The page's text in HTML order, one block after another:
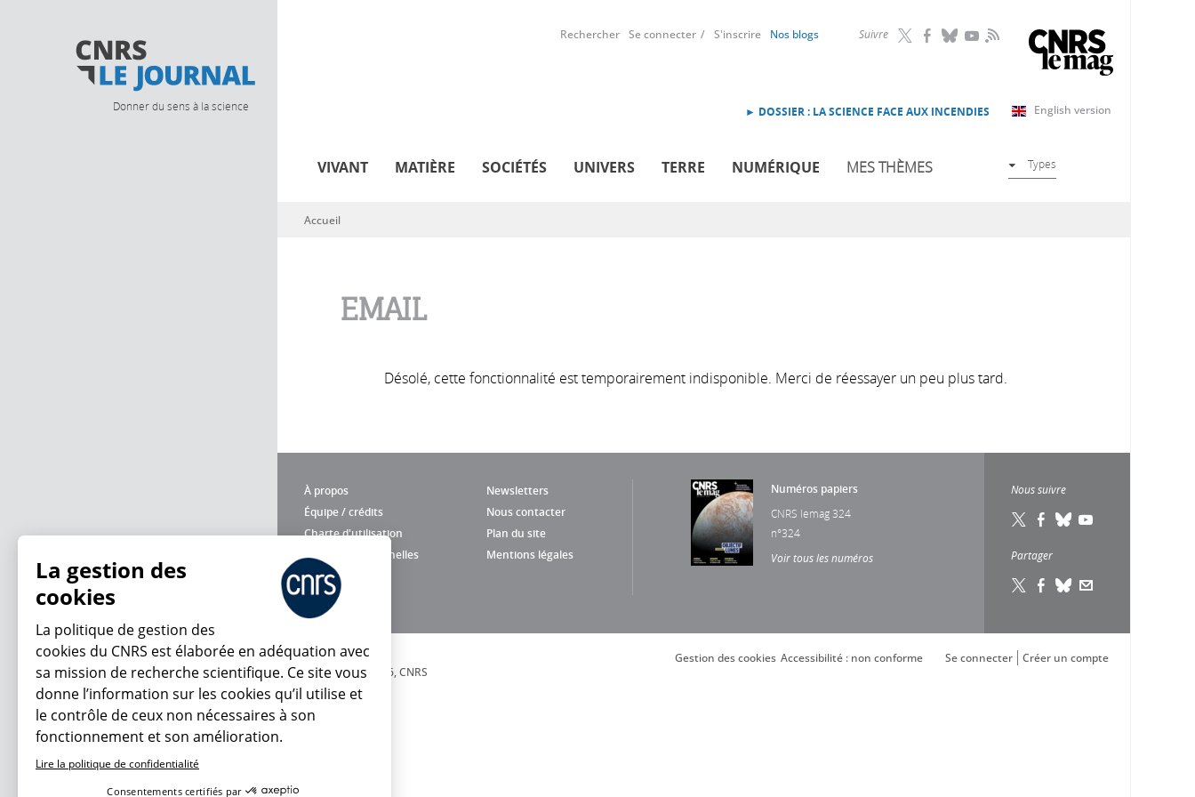
Donner du sens à la science
Suivre RSS
Rechercher Se connecter S'inscrire Nos blogs
English version
► DOSSIER : LA SCIENCE FACE AUX INCENDIES
VIVANT MATIÈRE SOCIÉTÉS UNIVERS TERRE NUMÉRIQUE MES THÈMES Types
Vous êtes ici
Accueil
EMAIL
Désolé, cette fonctionnalité est temporairement indisponible. Merci de réessayer un peu plus tard.
À propos
Newsletters
Équipe / crédits
Nous contacter
Charte d'utilisation
Plan du site
Données personnelles
Mentions légales
Numéros papiers
CNRS lemag 324
n°324
Voir tous les numéros
Nous suivre
Partager
© 2026, CNRS
Créer un compte
Se connecter
Accessibilité : non conforme
Gestion des cookies
La gestion des
cookies
La politique de gestion des
cookies du CNRS est élaborée en adéquation avec
sa mission de recherche scientifique. Ce site vous
donne l’information sur les cookies qu’il utilise et
le contrôle de ceux non nécessaires à son
fonctionnement et son amélioration.
Lire la politique de confidentialité
Consentements certifiés par